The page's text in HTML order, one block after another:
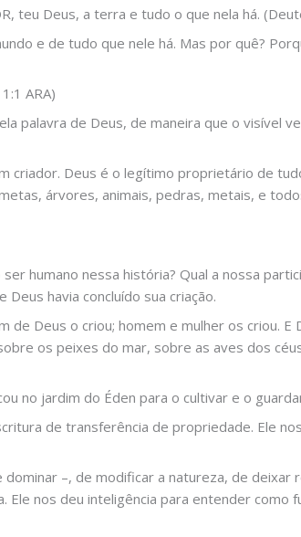
teu Deus, a terra e tudo o que nela há.
e de tudo que nele há. Mas por quê?
ARA)
palavra de Deus, de maneira que o visível
Deus é o legítimo proprietário de
árvores, animais, pedras, metais, e
humano nessa história? Qual a nossa
havia concluído sua criação.
de Deus o criou; homem e mulher os criou.
os peixes do mar, sobre as aves dos
no jardim do Éden para o cultivar e o
de transferência de propriedade. Ele
–, de modificar a natureza, de deixar
Ele nos deu inteligência para entender como